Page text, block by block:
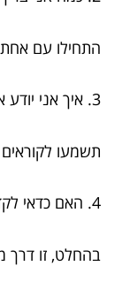
התחילו עם
3. איך אני יודע אם התוכן שלי מעניין?
תשמעו
4. האם כדאי לקדם את הבלוג שלי בפייסבוק?
בהחלט, זו דרך